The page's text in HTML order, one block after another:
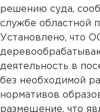
решению суда,
службе областной
Установлено, что
деятельность в
без необходимой
нормативов
размещение, что